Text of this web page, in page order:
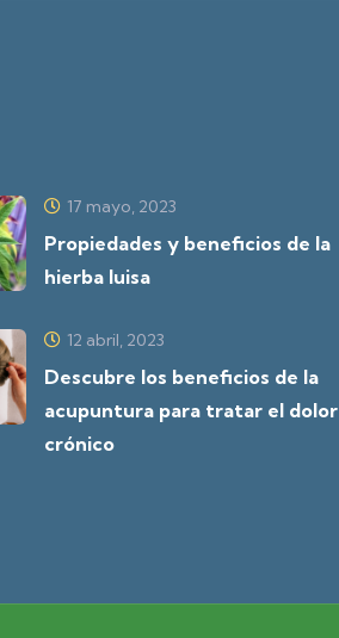
17 mayo, 2023
Propiedades y beneficios de la
hierba luisa
12 abril, 2023
Descubre los beneficios de la
acupuntura para tratar el dolor
crónico